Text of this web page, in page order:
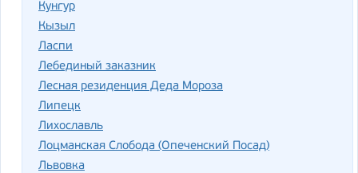
Кунгур
Кызыл
Ласпи
Лебединый заказник
Лесная резиденция Деда Мороза
Липецк
Лихославль
Лоцманская Слобода (Опеченский Посад)
Львовка